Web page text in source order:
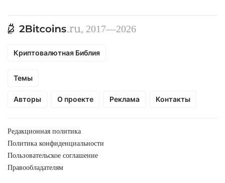
, 2017—2026
Криптовалютная Библия
Темы
Авторы О проекте Реклама Контакты
Редакционная политика
Политика конфиденциальности
Пользовательское соглашение
Правообладателям